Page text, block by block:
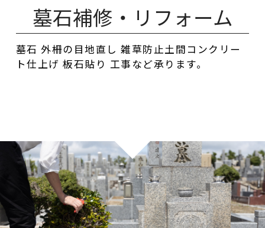
墓石補修・リフォーム
墓石 外柵の目地直し 雑草防止土間コンクリー
ト仕上げ 板石貼り 工事など承ります。